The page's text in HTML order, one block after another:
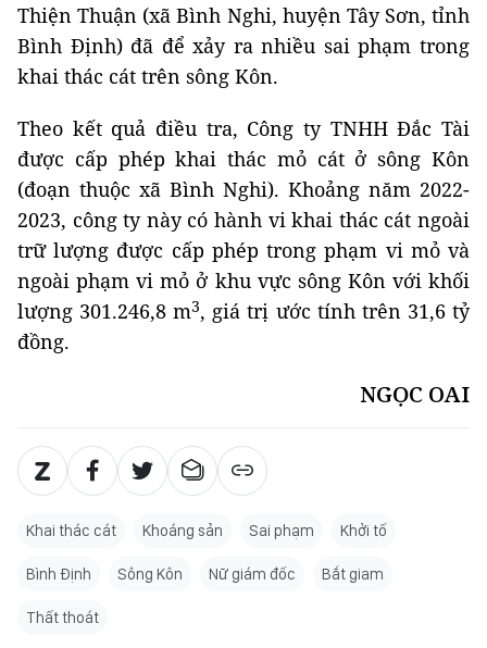
Thiện Thuận (xã Bình Nghi, huyện Tây Sơn, tỉnh
Bình Định) đã để xảy ra nhiều sai phạm trong
khai thác cát trên sông Kôn.
Theo kết quả điều tra, Công ty TNHH Đắc Tài
được cấp phép khai thác mỏ cát ở sông Kôn
(đoạn thuộc xã Bình Nghi). Khoảng năm 2022-
2023, công ty này có hành vi khai thác cát ngoài
trữ lượng được cấp phép trong phạm vi mỏ và
ngoài phạm vi mỏ ở khu vực sông Kôn với khối
lượng 301.246,8 m3, giá trị ước tính trên 31,6 tỷ
đồng.
NGỌC OAI
Khai thác cát Khoáng sản Sai phạm Khởi tố
Bình Định Sông Kôn Nữ giám đốc Bắt giam
Thất thoát